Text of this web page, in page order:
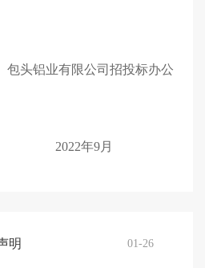
公司招投标办公
22年9月
明 01-26